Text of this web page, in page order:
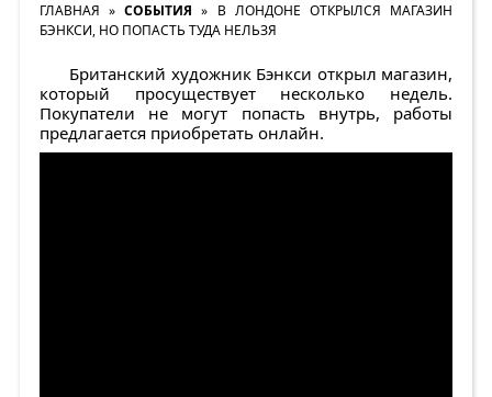
ГЛАВНАЯ »СОБЫТИЯ » В ЛОНДОНЕ ОТКРЫЛСЯ МАГАЗИН
БЭНКСИ, НО ПОПАСТЬ ТУДА НЕЛЬЗЯ
Британский художник Бэнкси открыл магазин,
который просуществует несколько недель.
Покупатели не могут попасть внутрь, работы
предлагается приобретать онлайн.